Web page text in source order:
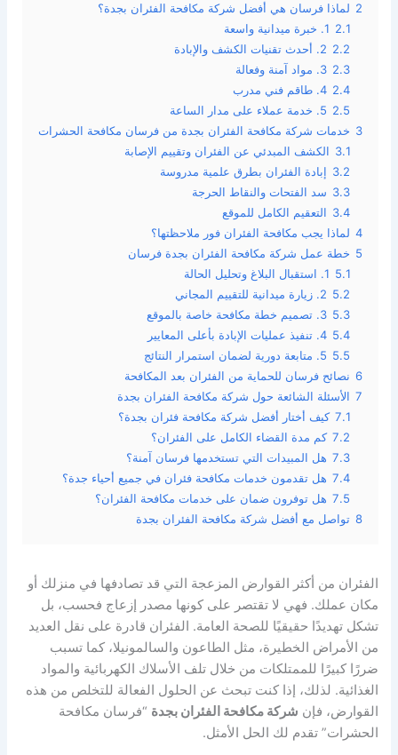
2 لماذا فرسان هي أفضل شركة مكافحة الفئران بجدة؟
2.1 1. خبرة ميدانية واسعة
2.2 2. أحدث تقنيات الكشف والإبادة
2.3 3. مواد آمنة وفعالة
2.4 4. طاقم فني مدرب
2.5 5. خدمة عملاء على مدار الساعة
3 خدمات شركة مكافحة الفئران بجدة من فرسان مكافحة الحشرات
3.1 الكشف المبدئي عن الفئران وتقييم الإصابة
3.2 إبادة الفئران بطرق علمية مدروسة
3.3 سد الفتحات والنقاط الحرجة
3.4 التعقيم الكامل للموقع
4 لماذا يجب مكافحة الفئران فور ملاحظتها؟
5 خطة عمل شركة مكافحة الفئران بجدة فرسان
5.1 1. استقبال البلاغ وتحليل الحالة
5.2 2. زيارة ميدانية للتقييم المجاني
5.3 3. تصميم خطة مكافحة خاصة بالموقع
5.4 4. تنفيذ عمليات الإبادة بأعلى المعايير
5.5 5. متابعة دورية لضمان استمرار النتائج
6 نصائح فرسان للحماية من الفئران بعد المكافحة
7 الأسئلة الشائعة حول شركة مكافحة الفئران بجدة
7.1 كيف أختار أفضل شركة مكافحة فئران بجدة؟
7.2 كم مدة القضاء الكامل على الفئران؟
7.3 هل المبيدات التي تستخدمها فرسان آمنة؟
7.4 هل تقدمون خدمات مكافحة فئران في جميع أحياء جدة؟
7.5 هل توفرون ضمان على خدمات مكافحة الفئران؟
8 تواصل مع أفضل شركة مكافحة الفئران بجدة
الفئران من أكثر القوارض المزعجة التي قد تصادفها في منزلك أو
مكان عملك. فهي لا تقتصر على كونها مصدر إزعاج فحسب، بل
تشكل تهديدًا حقيقيًا للصحة العامة. الفئران قادرة على نقل العديد
من الأمراض الخطيرة، مثل الطاعون والسالمونيلا، كما تسبب
ضررًا كبيرًا للممتلكات من خلال تلف الأسلاك الكهربائية والمواد
الغذائية. لذلك، إذا كنت تبحث عن الحلول الفعالة للتخلص من هذه
القوارض، فإن شركة مكافحة الفئران بجدة “فرسان مكافحة
الحشرات” تقدم لك الحل الأمثل.